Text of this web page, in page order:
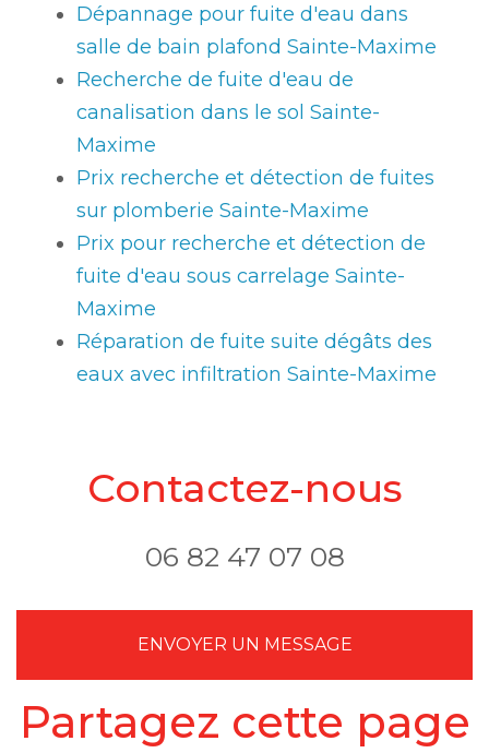
Dépannage pour fuite d'eau dans
salle de bain plafond Sainte-Maxime
Recherche de fuite d'eau de
canalisation dans le sol Sainte-
Maxime
Prix recherche et détection de fuites
sur plomberie Sainte-Maxime
Prix pour recherche et détection de
fuite d'eau sous carrelage Sainte-
Maxime
Réparation de fuite suite dégâts des
eaux avec infiltration Sainte-Maxime
Contactez-nous
06 82 47 07 08
ENVOYER UN MESSAGE
Partagez cette page